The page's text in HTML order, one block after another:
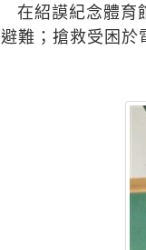
在紹謨紀念體育
避難；搶救受困於